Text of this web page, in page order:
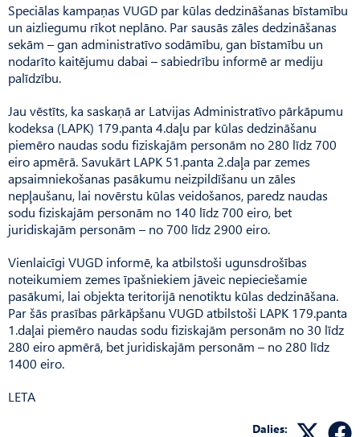
Speciālas kampaņas VUGD par kūlas dedzināšanas bīstamību
un aizliegumu rīkot neplāno. Par sausās zāles dedzināšanas
sekām – gan administratīvo sodāmību, gan bīstamību un
nodarīto kaitējumu dabai – sabiedrību informē ar mediju
palīdzību.
Jau vēstīts, ka saskaņā ar Latvijas Administratīvo pārkāpumu
kodeksa (LAPK) 179.panta 4.daļu par kūlas dedzināšanu
piemēro naudas sodu fiziskajām personām no 280 līdz 700
eiro apmērā. Savukārt LAPK 51.panta 2.daļa par zemes
apsaimniekošanas pasākumu neizpildīšanu un zāles
nepļaušanu, lai novērstu kūlas veidošanos, paredz naudas
sodu fiziskajām personām no 140 līdz 700 eiro, bet
juridiskajām personām – no 700 līdz 2900 eiro.
Vienlaicīgi VUGD informē, ka atbilstoši ugunsdrošības
noteikumiem zemes īpašniekiem jāveic nepieciešamie
pasākumi, lai objekta teritorijā nenotiktu kūlas dedzināšana.
Par šās prasības pārkāpšanu VUGD atbilstoši LAPK 179.panta
1.daļai piemēro naudas sodu fiziskajām personām no 30 līdz
280 eiro apmērā, bet juridiskajām personām – no 280 līdz
1400 eiro.
LETA
Dalies: